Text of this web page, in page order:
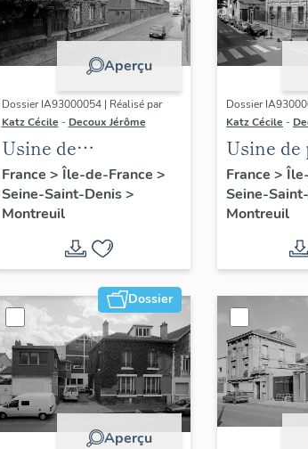
puis entrepôt
commercial (détruit
après inventaire)
Aperçu
Dossier IA93000054 | Réalisé par
Katz Cécile - Decoux Jérôme
Usine de
construction
mécanique André
Laubeuf (détruit
après inventaire)
France > Île-de-France >
Seine-Saint-Denis>
Montreuil
Dossier
Katz Cécile -
Usine de
(usine
des
C. et E.
et cie,
anciens
E.
cie,
hôtel
France >
Seine-
Montreuil
Dossier
Aperçu